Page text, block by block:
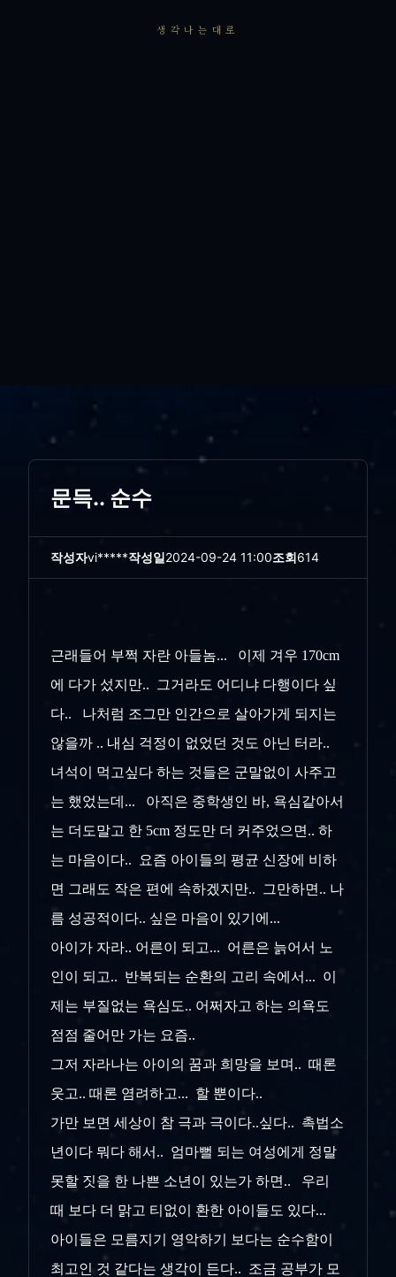
생각나는대로
문득.. 순수
작성자vi*****작성일2024-09-24 11:00조회614
근래들어 부쩍 자란 아들놈... 이제 겨우 170cm
에 다가 섰지만.. 그거라도 어디냐 다행이다 싶
다.. 나처럼 조그만 인간으로 살아가게 되지는
않을까 .. 내심 걱정이 없었던 것도 아닌 터라..
녀석이 먹고싶다 하는 것들은 군말없이 사주고
는 했었는데... 아직은 중학생인 바, 욕심같아서
는 더도말고 한 5cm 정도만 더 커주었으면.. 하
는 마음이다.. 요즘 아이들의 평균 신장에 비하
면 그래도 작은 편에 속하겠지만.. 그만하면.. 나
름 성공적이다.. 싶은 마음이 있기에...
아이가 자라.. 어른이 되고... 어른은 늙어서 노
인이 되고.. 반복되는 순환의 고리 속에서... 이
제는 부질없는 욕심도.. 어쩌자고 하는 의욕도
점점 줄어만 가는 요즘..
그저 자라나는 아이의 꿈과 희망을 보며.. 때론
웃고.. 때론 염려하고... 할 뿐이다..
가만 보면 세상이 참 극과 극이다..싶다.. 촉법소
년이다 뭐다 해서.. 엄마뻘 되는 여성에게 정말
못할 짓을 한 나쁜 소년이 있는가 하면.. 우리
때 보다 더 맑고 티없이 환한 아이들도 있다...
아이들은 모름지기 영악하기 보다는 순수함이
최고인 것 같다는 생각이 든다.. 조금 공부가 모